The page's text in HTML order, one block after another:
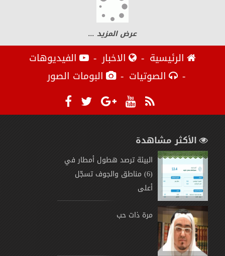
عرض المزيد ...
الرئيسية الاخبار
الفيديوهات
الصوتيات
البومات الصور
الأكثر مشاهدة
البيئة ترصد هطول أمطار في
(6) مناطق والجوف تسجّل
أعلى
مرة ذات حب